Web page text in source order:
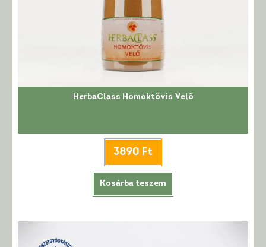
HerbaClass Homoktövis Velő
3890 Ft
Kosárba teszem